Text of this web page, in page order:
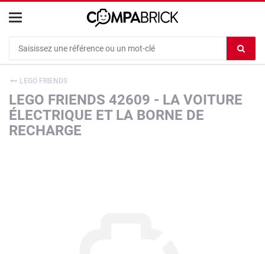
le
LEGO FRIENDS
LEGO FRIENDS 42609 - LA VOITURE
ÉLECTRIQUE ET LA BORNE DE
RECHARGE
Cookies management panel